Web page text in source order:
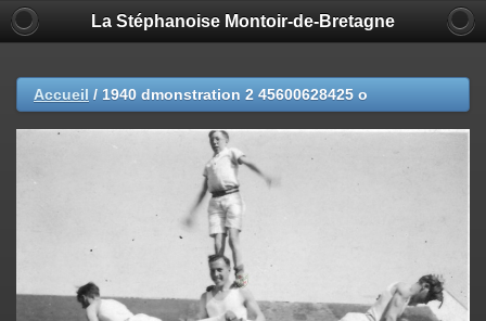
La Stéphanoise Montoir-de-Bretagne
Accueil / 1940 dmonstration 2 45600628425 o